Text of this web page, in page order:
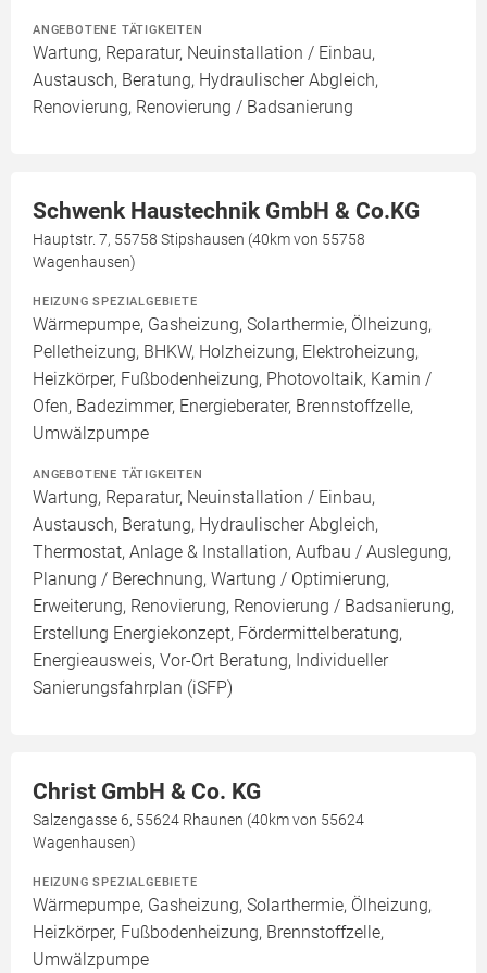
ANGEBOTENE TÄTIGKEITEN
Wartung, Reparatur, Neuinstallation / Einbau,
Austausch, Beratung, Hydraulischer Abgleich,
Renovierung, Renovierung / Badsanierung
Schwenk Haustechnik GmbH & Co.KG
Hauptstr. 7, 55758 Stipshausen (40km von 55758
Wagenhausen)
HEIZUNG SPEZIALGEBIETE
Wärmepumpe, Gasheizung, Solarthermie, Ölheizung,
Pelletheizung, BHKW, Holzheizung, Elektroheizung,
Heizkörper, Fußbodenheizung, Photovoltaik, Kamin /
Ofen, Badezimmer, Energieberater, Brennstoffzelle,
Umwälzpumpe
ANGEBOTENE TÄTIGKEITEN
Wartung, Reparatur, Neuinstallation / Einbau,
Austausch, Beratung, Hydraulischer Abgleich,
Thermostat, Anlage & Installation, Aufbau / Auslegung,
Planung / Berechnung, Wartung / Optimierung,
Erweiterung, Renovierung, Renovierung / Badsanierung,
Erstellung Energiekonzept, Fördermittelberatung,
Energieausweis, Vor-Ort Beratung, Individueller
Sanierungsfahrplan (iSFP)
Christ GmbH & Co. KG
Salzengasse 6, 55624 Rhaunen (40km von 55624
Wagenhausen)
HEIZUNG SPEZIALGEBIETE
Wärmepumpe, Gasheizung, Solarthermie, Ölheizung,
Heizkörper, Fußbodenheizung, Brennstoffzelle,
Umwälzpumpe